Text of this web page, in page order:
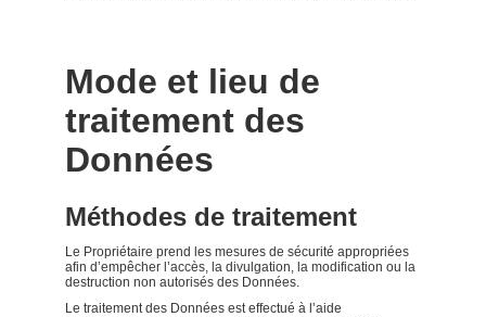
Mode et lieu de
traitement des
Données
Méthodes de traitement
Le Propriétaire prend les mesures de sécurité appropriées
afin d’empêcher l’accès, la divulgation, la modification ou la
destruction non autorisés des Données.
Le traitement des Données est effectué à l’aide